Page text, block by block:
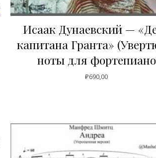
Исаак Дунаевский —
капитана Гранта»
ноты для фортепиано
₽690,00